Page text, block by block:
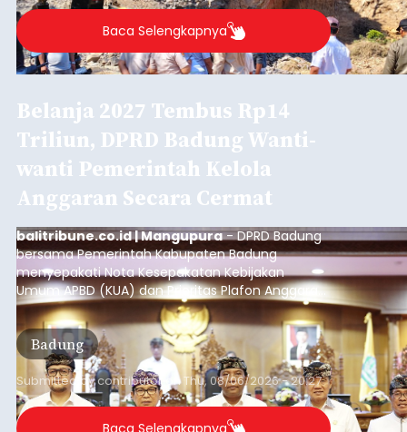
Baca Selengkapnya
Belanja 2027 Tembus Rp14
Triliun, DPRD Badung Wanti-
wanti Pemerintah Kelola
Anggaran Secara Cermat
balitribune.co.id | Mangupura- DPRD Badung
bersama Pemerintah Kabupaten Badung
menyepakati Nota Kesepakatan Kebijakan
Umum APBD (KUA) dan Prioritas Plafon Anggaran
Sementara (PPAS) Tahun Anggaran 2027 dalam
rapat paripurna yang digelar di Gedung DPRD
Badung, Kamis (6/8/2026).
Badung
Submitted bycontributor onThu, 08/06/2026 - 20:27